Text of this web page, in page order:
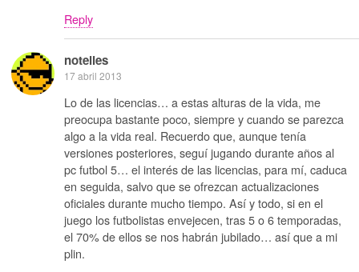
Reply
notelies
17 abril 2013
Lo de las licencias… a estas alturas de la vida, me
preocupa bastante poco, siempre y cuando se parezca
algo a la vida real. Recuerdo que, aunque tenía
versiones posteriores, seguí jugando durante años al
pc futbol 5… el interés de las licencias, para mí, caduca
en seguida, salvo que se ofrezcan actualizaciones
oficiales durante mucho tiempo. Así y todo, si en el
juego los futbolistas envejecen, tras 5 o 6 temporadas,
el 70% de ellos se nos habrán jubilado… así que a mi
plin.